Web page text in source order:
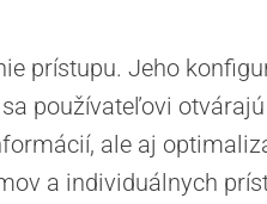
prístupu. Jeho
používateľovi
ale aj
a individuálnych